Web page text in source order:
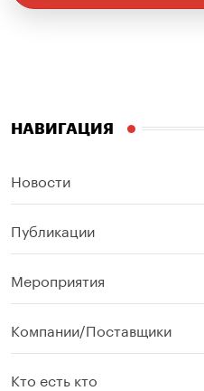
НАВИГАЦИЯ
Новости
Публикации
Мероприятия
Компании/Поставщики
Кто есть кто